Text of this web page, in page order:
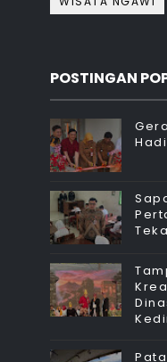
POSTINGAN